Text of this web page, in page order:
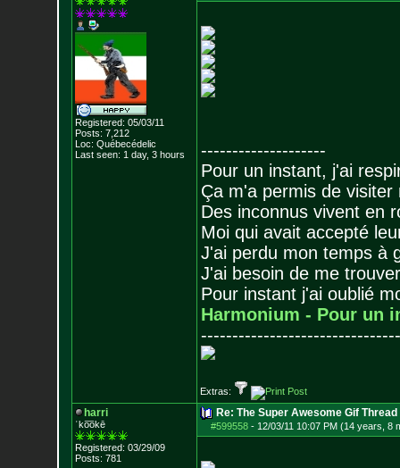
Registered: 05/03/11
Posts: 7,212
Loc: Québecédelic
Last seen: 1 day, 3 hours
--------------------
Pour un instant, j'ai
Ça m'a permis de visiter
Des inconnus vivent en
Moi qui avait accepté
J'ai perdu mon temps à
J'ai besoin de me
Pour instant j'ai oublié
Harmonium - Pour un
--------------------------------
Extras:
harri
ˈko͞okē
Registered: 03/29/09
Posts: 781
Re: The Super Awesome Gif Thread
#599558- 12/03/11 10:07 PM (14 years, 8